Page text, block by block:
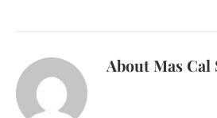
AboutMas Cal